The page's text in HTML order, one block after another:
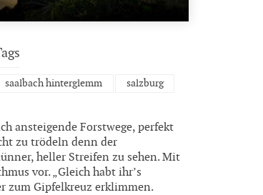
ansteigende Forstwege, perfekt
zu trödeln denn der
heller Streifen zu sehen. Mit
vor. „Gleich habt ihr’s
zum Gipfelkreuz erklimmen.
saalbach hinterglemm salzburg